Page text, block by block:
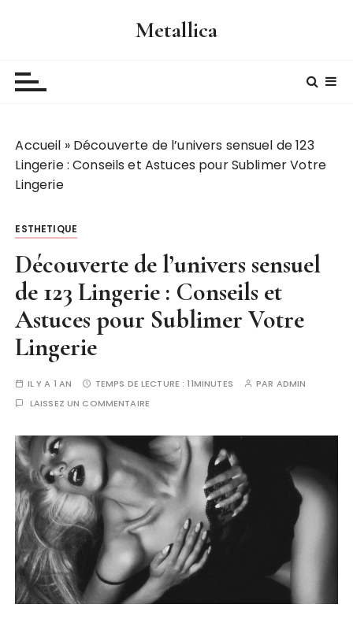
Metallica
Accueil » Découverte de l’univers sensuel de 123
Lingerie : Conseils et Astuces pour Sublimer Votre
Lingerie
ESTHETIQUE
Découverte de l’univers sensuel
de 123 Lingerie : Conseils et
Astuces pour Sublimer Votre
Lingerie
IL Y A 1 AN TEMPS DE LECTURE :11MINUTES PAR ADMIN
LAISSEZ UN COMMENTAIRE